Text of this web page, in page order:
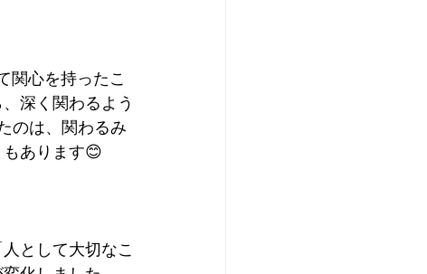
関心を持ったこ
深く関わるよう
のは、関わるみ
あります😊
として大切なこ